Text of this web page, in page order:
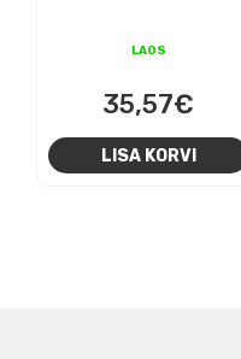
LAOS
35,57€
LISA KORVI